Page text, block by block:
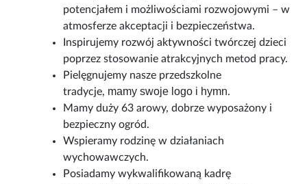
potencjałem i możliwościami rozwojowymi – w
atmosferze akceptacji i bezpieczeństwa.
Inspirujemy rozwój aktywności twórczej dzieci
poprzez stosowanie atrakcyjnych metod pracy.
Pielęgnujemy nasze przedszkolne
tradycje, mamy swoje logo i hymn.
Mamy duży 63 arowy, dobrze wyposażony i
bezpieczny ogród.
Wspieramy rodzinę w działaniach
wychowawczych.
Posiadamy wykwalifikowaną kadrę